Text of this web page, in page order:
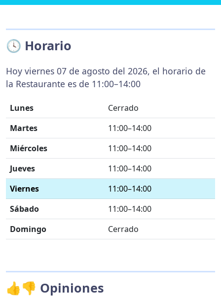
🕓 Horario
Hoy viernes 07 de agosto del 2026, el horario de
la Restaurante es de 11:00–14:00
Lunes
Cerrado
Martes
11:00–14:00
Miércoles
11:00–14:00
Jueves
11:00–14:00
Viernes
11:00–14:00
Sábado
11:00–14:00
Domingo
Cerrado
👍👎 Opiniones